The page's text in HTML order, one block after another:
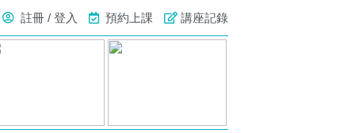
註冊 / 登入 預約上課 講座記錄